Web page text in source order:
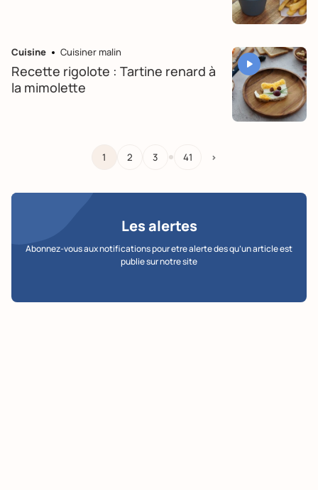
Cuisine Cuisiner malin
Recette rigolote : Tartine renard à
la mimolette
1 2 3 41 >
Les alertes
Abonnez-vous aux notifications pour etre alerte des qu’un article est
publie sur notre site